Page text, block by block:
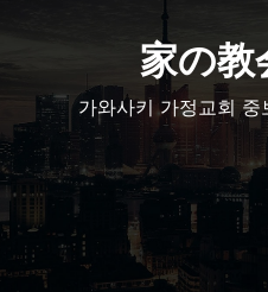
家の教
가와사키 가정교회 중